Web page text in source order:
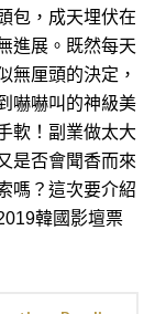
包，成天埋伏在
進展。既然每天
無厘頭的決定，
嚇嚇叫的神級美
軟！副業做太大
是否會聞香而來
嗎？這次要介紹
韓國影壇票